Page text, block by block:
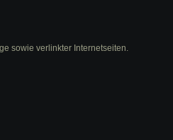
sowie verlinkter Internetseiten.